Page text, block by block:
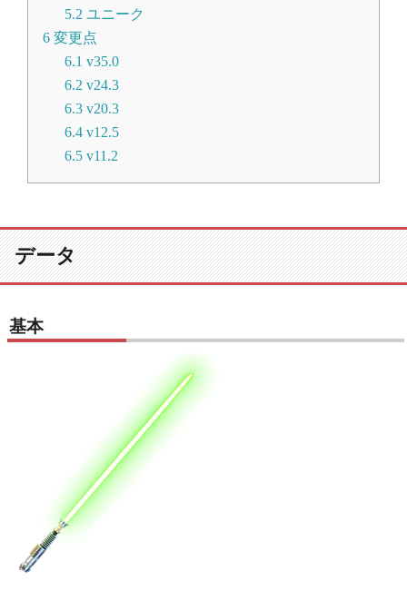
5.2 ユニーク
6 変更点
6.1 v35.0
6.2 v24.3
6.3 v20.3
6.4 v12.5
6.5 v11.2
データ
基本